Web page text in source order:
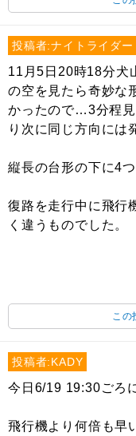
投稿者:ナイトライダー
11月5日20時18分犬
の空を見たら奇妙
かったので…3分程
り次に同じ方向には
縦長の台形の下に4
復路を走行中に飛行
く違うものでした。
この
投稿者:KADY
今日6/19 19:30ごろ
飛行機より何倍も早